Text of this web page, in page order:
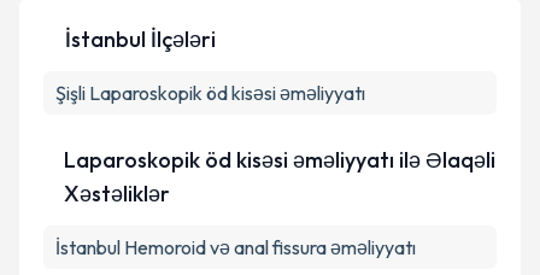
Şəxsi məlumatlarımın emal edilməsinə dair
edilməsinə razılıq verirəm.
Təqvim Tələbini Göndər
İstanbul İlçələri
Şişli Laparoskopik öd kisəsi əməliyyatı
Laparoskopik öd kisəsi əməliyyatı ilə Əlaqəli
Xəstəliklər
İstanbul Hemoroid və anal fissura əməliyyatı